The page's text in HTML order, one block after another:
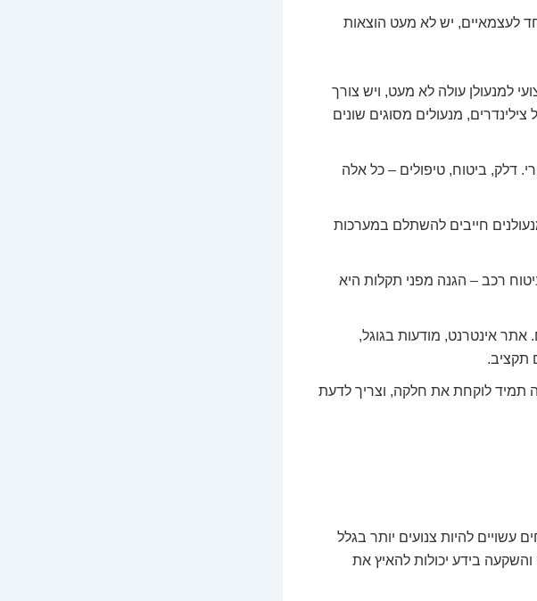
לעצמאיים, יש לא מעט הוצאות
למנעולן עולה לא מעט, ויש צורך
מנעולים מסוגים שונים
דלק, ביטוח, טיפולים – כל אלה
חייבים להשתלם במערכות
רכב – הגנה מפני תקלות היא
אתר אינטרנט, מודעות בגוגל,
תקציב.
תמיד לוקחת את חלקה, וצריך לדעת
להיות צנועים יותר בגלל
והשקעה בידע יכולות להאיץ את